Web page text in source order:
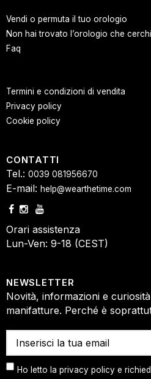
Vendi o permuta il tuo orologio
Non hai trovato l’orologio che
Faq
Termini e condizioni di vendita
Privacy policy
Cookie policy
CONTATTI
Tel.: 0039 081956670
E-mail: help@wearthetime.com
Orari assistenza
Lun-Ven: 9-18 (CEST)
NEWSLETTER
Novità, informazioni e
manifatture. Perché è
Ho letto la privacy policy e